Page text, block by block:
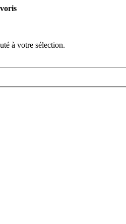
à votre sélection.